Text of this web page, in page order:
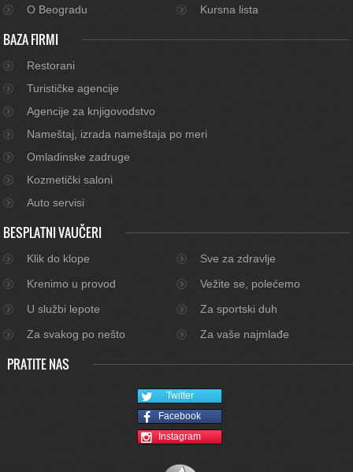
O Beogradu
Kursna lista
BAZA FIRMI
Restorani
Turističke agencije
Agencije za knjigovodstvo
Nameštaj, izrada nameštaja po meri
Omladinske zadruge
Kozmetički saloni
Auto servisi
BESPLATNI VAUČERI
Klik do klope
Sve za zdravlje
Krenimo u provod
Vežite se, polećemo
U službi lepote
Za sportski duh
Za svakog po nešto
Za vaše najmlađe
PRATITE NAS
Twitter
Facebook
Instagram